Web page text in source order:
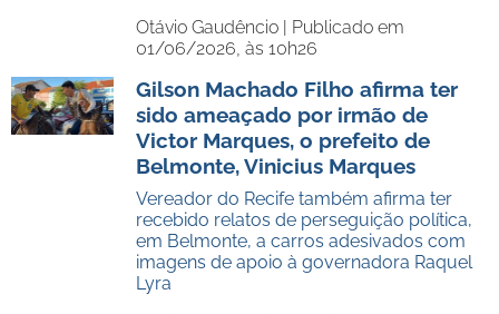
Otávio Gaudêncio | Publicado em
01/06/2026, às 10h26
Gilson Machado Filho afirma ter
sido ameaçado por irmão de
Victor Marques, o prefeito de
Belmonte, Vinicius Marques
Vereador do Recife também afirma ter
recebido relatos de perseguição política,
em Belmonte, a carros adesivados com
imagens de apoio à governadora Raquel
Lyra